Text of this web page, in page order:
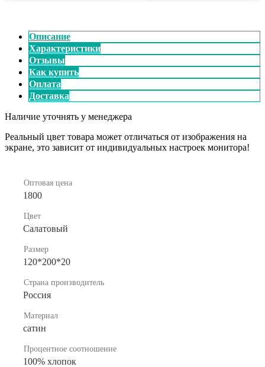
Описание
Характеристики
Отзывы
Как купить
Оплата
Доставка
Наличие уточнять у менеджера
Реальный цвет товара может отличаться от изображения на
экране, это зависит от индивидуальных настроек монитора!
Оптовая цена
1800
Цвет
Салатовый
Размер
120*200*20
Страна производитель
Россия
Материал
сатин
Процентное соотношение
100% хлопок